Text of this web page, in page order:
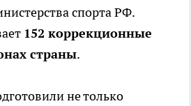
спорта РФ.
152 коррекционные
страны.
не только